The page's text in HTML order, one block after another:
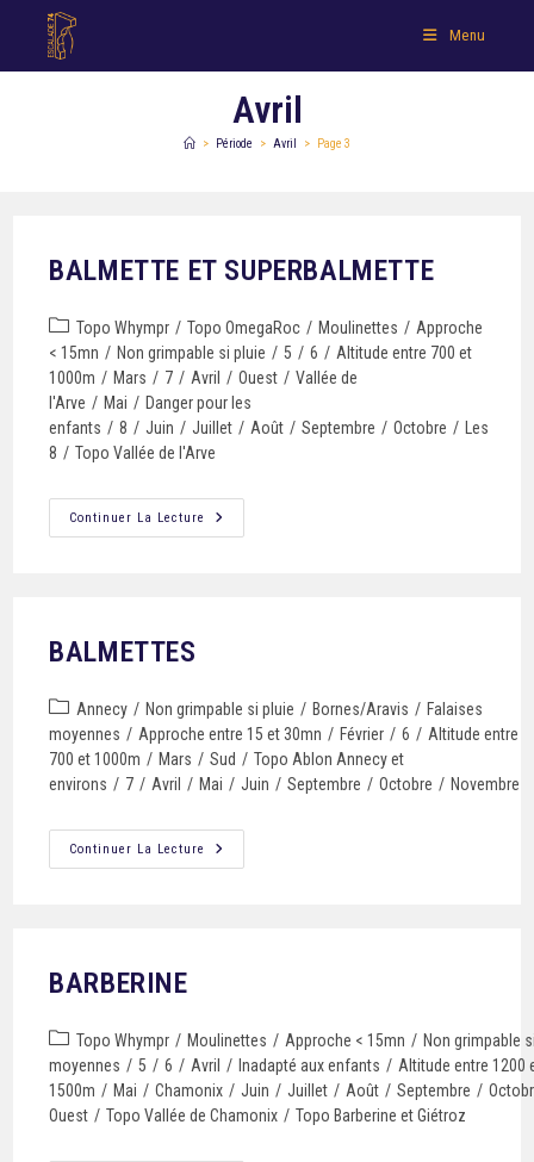
Menu
Avril
> Période > Avril > Page 3
BALMETTE ET SUPERBALMETTE
Topo Whympr / Topo OmegaRoc / Moulinettes / Approche
< 15mn / Non grimpable si pluie / 5 / 6 / Altitude entre 700 et
1000m / Mars / 7 / Avril / Ouest / Vallée de
l'Arve / Mai / Danger pour les
enfants / 8 / Juin / Juillet / Août / Septembre / Octobre /
Les
8 / Topo Vallée de l'Arve
Continuer La Lecture
BALMETTES
Annecy / Non grimpable si pluie / Bornes/Aravis / Falaises
moyennes / Approche entre 15 et 30mn / Février / 6 / Altitude entre
700 et 1000m / Mars / Sud / Topo Ablon Annecy et
environs / 7 / Avril / Mai / Juin / Septembre / Octobre / Novembre
Continuer La Lecture
BARBERINE
Topo Whympr / Moulinettes / Approche < 15mn / Non grimpable
moyennes / 5 / 6 / Avril / Inadapté aux enfants / Altitude entre 1200
1500m / Mai / Chamonix / Juin / Juillet / Août / Septembre /
Ouest / Topo Vallée de Chamonix / Topo Barberine et Giétroz